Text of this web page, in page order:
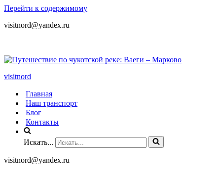
Перейти к содержимому
visitnord@yandex.ru
visitnord
Главная
Наш транспорт
Блог
Контакты
Искать...
visitnord@yandex.ru